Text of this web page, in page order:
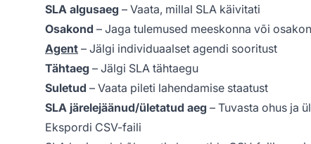
SLA algusaeg – Vaata, millal SLA käivitati
Osakond – Jaga tulemused meeskonna või
Agent – Jälgi individuaalset agendi sooritust
Tähtaeg – Jälgi SLA tähtaegu
Suletud – Vaata pileti lahendamise staatust
SLA järelejäänud/ületatud aeg – Tuvasta ohus ja
Ekspordi CSV-faili